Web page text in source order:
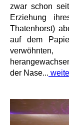
zwar schon
Erziehung
Thatenhorst)
auf dem
der Nase...